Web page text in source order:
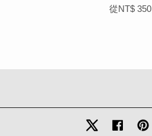
從NT$ 350
Twitter